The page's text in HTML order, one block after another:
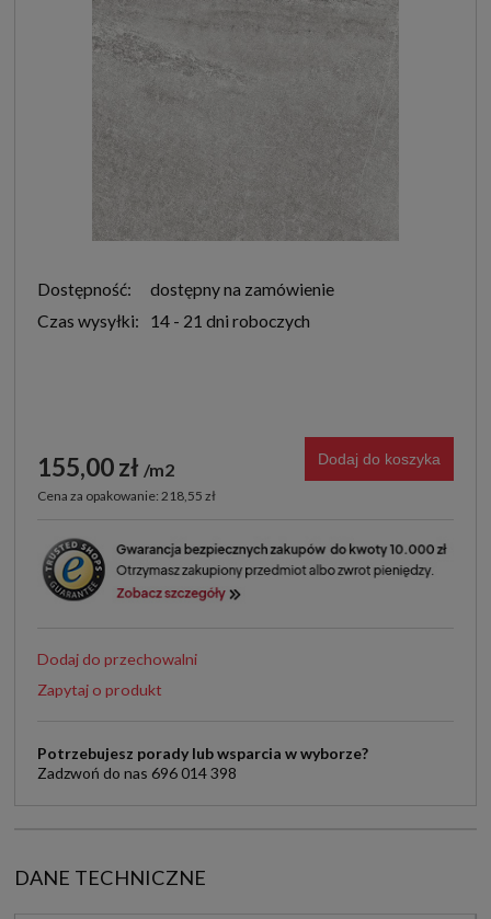
Dostępność:
dostępny na zamówienie
Czas wysyłki:
14 - 21 dni roboczych
155,00 zł m2
Cena za opakowanie: 218,55 zł
Dodaj do koszyka
Dodaj do przechowalni
Zapytaj o produkt
Potrzebujesz porady lub wsparcia w wyborze?
Zadzwoń do nas 696 014 398
DANE TECHNICZNE